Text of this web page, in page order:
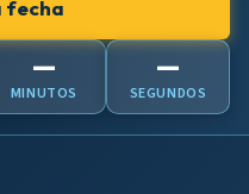
fecha
—
MINUTOS
—
SEGUNDOS